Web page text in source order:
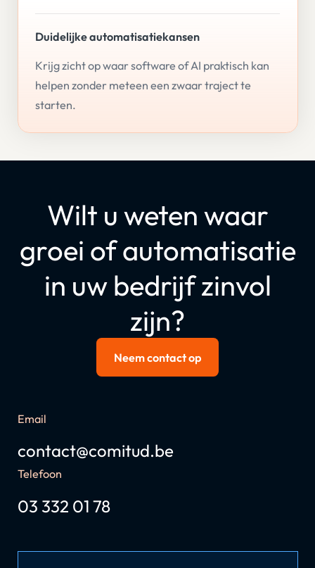
Duidelijke automatisatiekansen
Krijg zicht op waar software of AI praktisch kan
helpen zonder meteen een zwaar traject te
starten.
Wilt u weten waar
groei of automatisatie
in uw bedrijf zinvol
zijn?
Neem contact op
Email
contact@comitud.be
Telefoon
03 332 01 78